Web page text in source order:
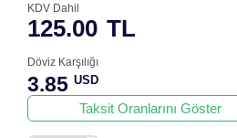
125.00 TL
KDV Dahil
Döviz Karşılığı
3.85 USD
Taksit Oranlarını Göster